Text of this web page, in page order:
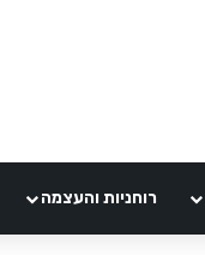
רוחניות והעצמה